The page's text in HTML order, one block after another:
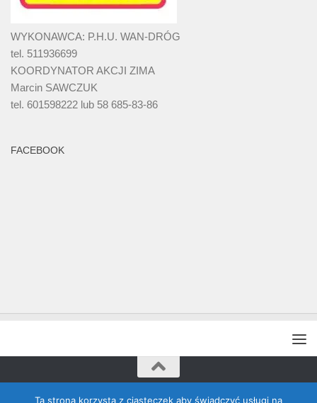
WYKONAWCA: P.H.U. WAN-DRÓG
tel. 511936699
KOORDYNATOR AKCJI ZIMA
Marcin SAWCZUK
tel. 601598222 lub 58 685-83-86
FACEBOOK
Rada Banino © 2026. Wszelkie prawa zastrzeżone
Ta strona korzysta z ciasteczek aby świadczyć usługi na